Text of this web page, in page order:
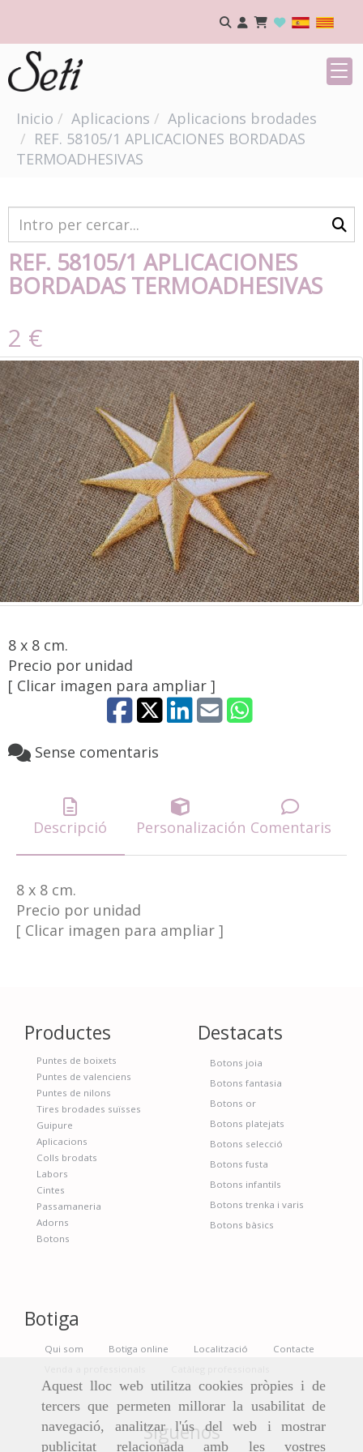
Aquest lloc web utilitza cookies pròpies i de
tercers que permeten millorar la usabilitat de
navegació, analitzar l'ús del web i mostrar
publicitat relacionada amb les vostres
Inicio Aplicacions
Aplicacions brodades
REF. 58105/1 APLICACIONES BORDADAS
TERMOADHESIVAS
REF. 58105/1 APLICACIONES
BORDADAS TERMOADHESIVAS
2 €
8 x 8 cm.
Precio por unidad
[ Clicar imagen para ampliar ]
Sense comentaris
Descripció Personalización Comentaris
8 x 8 cm.
Precio por unidad
[ Clicar imagen para ampliar ]
Productes
Puntes de boixets
Puntes de valenciens
Puntes de nilons
Tires brodades suïsses
Guipure
Aplicacions
Colls brodats
Labors
Cintes
Passamaneria
Adorns
Botons
Destacats
Botons joia
Botons fantasia
Botons or
Botons platejats
Botons selecció
Botons fusta
Botons infantils
Botons trenka i varis
Botons bàsics
Botiga
Qui som Botiga online Localització
Contacte
Síguenos